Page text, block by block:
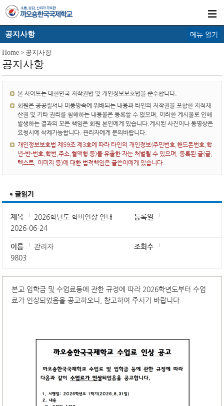
공지사항 메뉴 열기
Home > 공지사항
공지사항
본 사이트는 대한민국 저작권법 및 개인정보보호법을 준수합니다.
회원은 공공질서나 미풍양속에 위배되는 내용과 타인의 저작권을 포함한 지적재
산권 및 기타 권리를 침해하는 내용물은 등록할 수 없으며, 이러한 게시물로 인해
발생하는 결과의 모든 책임은 회원 본인에게 있습니다.게시된 사진이나 동영상은
요청시에 삭제가능합니다. 관리자에게 문의바랍니다.
개인정보보호법 제59조 제3호에 따라 타인의 개인정보(주민번호,핸드폰번호,학
년-반-번호,학번,주소,혈액형 등)를 유출한 자는 처벌될 수 있으며, 등록된 글(글,
텍스트, 이미지 등)에 대한 법적책임은 글쓴이에게 있습니다.
제목 2026학년도 학비인상 안내
등록일
2026-06-24
이름 관리자
조회수
9803
본교 입학금 및 수업료등에 관한 규정에 따라 2026학년도부터 수업
료가 인상되었음을 공고하오니, 참고하여 주시기 바랍니다.